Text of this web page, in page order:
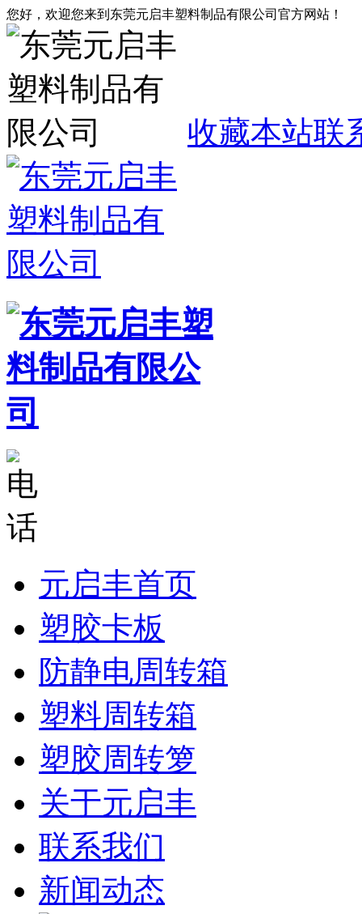
您好，欢迎您来到东莞元启丰塑料制品有限公司官方网站！
收藏本站联
元启丰首页
塑胶卡板
防静电周转箱
塑料周转箱
塑胶周转箩
关于元启丰
联系我们
新闻动态